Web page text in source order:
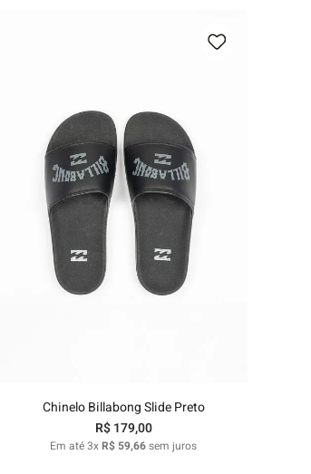
Chinelo Billabong Slide Preto
R$ 179,00
Em até3xR$ 59,66sem juros